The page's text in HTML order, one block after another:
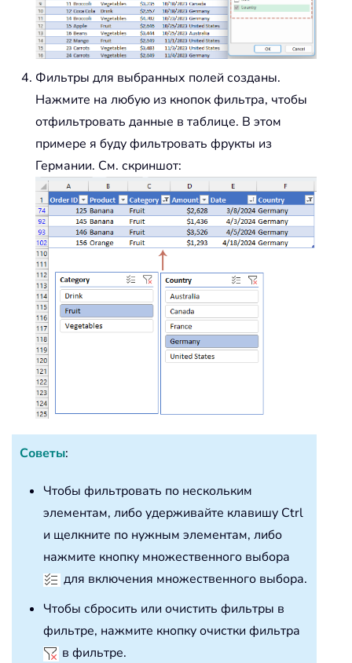
Фильтры для выбранных полей созданы.
Нажмите на любую из кнопок фильтра, чтобы
отфильтровать данные в таблице. В этом
примере я буду фильтровать фрукты из
Германии. См. скриншот:
Советы:
Чтобы фильтровать по нескольким
элементам, либо удерживайте клавишу Ctrl
и щелкните по нужным элементам, либо
нажмите кнопку множественного выбора
для включения множественного выбора.
Чтобы сбросить или очистить фильтры в
фильтре, нажмите кнопку очистки фильтра
в фильтре.